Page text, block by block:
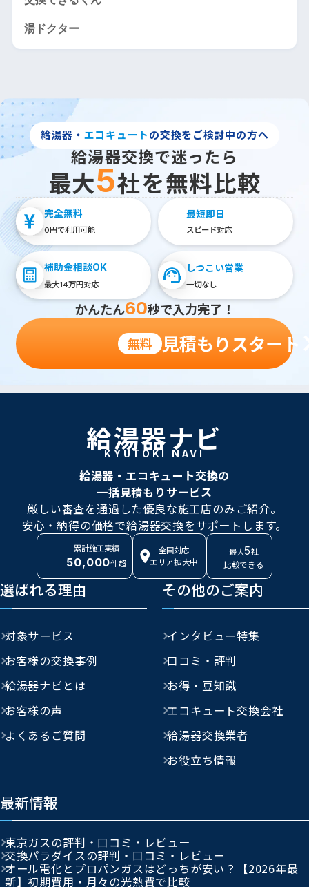
湯ドクター
給湯器・ エコキュートの交換をご検討中の方へ
給湯器交換で迷ったら
最大5社を無料比較
完全無料
0円で利用可能
最短即日
スピード対応
補助金相談OK
最大14万円対応
しつこい営業
一切なし
かんたん60秒で入力完了！
無料 見積もりスタート
給湯器ナビ
KYUTOKI NAVI
給湯器・エコキュート交換の
一括見積もりサービス
厳しい審査を通過した優良な施工店のみご紹介。
安心・納得の価格で給湯器交換をサポートします。
累計施工実績
50,000件超
全国対応
エリア拡大中
最大5社
比較できる
選ばれる理由
対象サービス
お客様の交換事例
給湯器ナビとは
お客様の声
よくあるご質問
その他のご案内
インタビュー特集
口コミ・評判
お得・豆知識
エコキュート交換会社
給湯器交換業者
お役立ち情報
最新情報
東京ガスの評判・口コミ・レビュー
交換パラダイスの評判・口コミ・レビュー
オール電化とプロパンガスはどっちが安い？【2026年最
新】初期費用・月々の光熱費で比較